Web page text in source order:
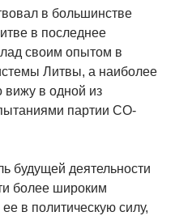
в большинстве
в последнее
своим опытом в
Литвы, а наиболее
вижу в одной из
партии СО-
будущей деятельности
более широким
в политическую силу,